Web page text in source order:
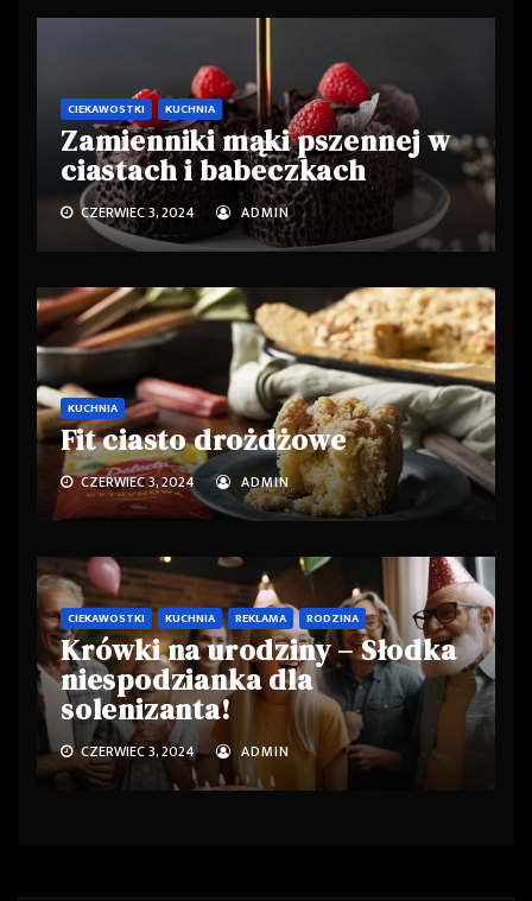
CIEKAWOSTKI KUCHNIA
Zamienniki mąki pszennej w
ciastach i babeczkach
CZERWIEC 3, 2024 ADMIN
KUCHNIA
Fit ciasto drożdżowe
CZERWIEC 3, 2024 ADMIN
CIEKAWOSTKI KUCHNIA REKLAMA RODZINA
Krówki na urodziny – Słodka
niespodzianka dla
solenizanta!
CZERWIEC 3, 2024 ADMIN